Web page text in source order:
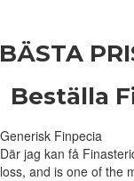
BÄSTA
Beställa
Generisk Finpecia
Där jag kan få
loss, and is one of the